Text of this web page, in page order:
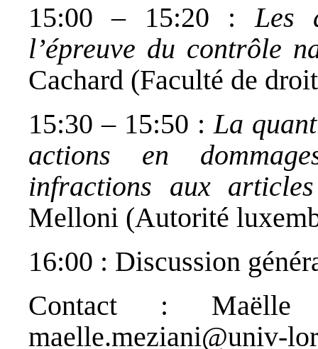
15:00 – 15:20 : Les
l’épreuve du contrôle
Cachard (Faculté de
15:30 – 15:50 : La
actions en
infractions aux
Melloni (Autorité
16:00 : Discussion
Contact : Maëlle
maelle.meziani@univ-